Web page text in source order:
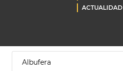
ACTUALIDAD
Albufera